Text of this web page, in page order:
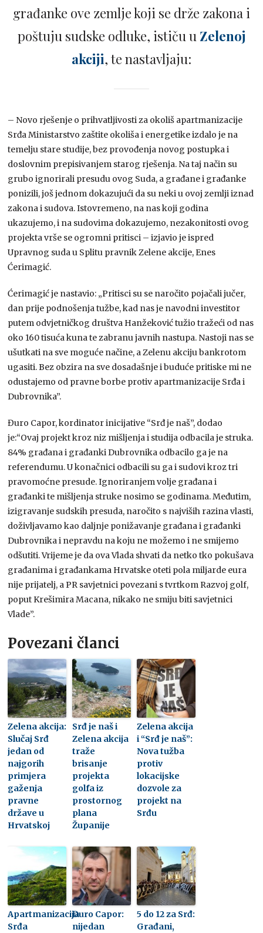
građanke ove zemlje koji se drže zakona i
poštuju sudske odluke, ističu u Zelenoj
akciji, te nastavljaju:
– Novo rješenje o prihvatljivosti za okoliš apartmanizacije
Srđa Ministarstvo zaštite okoliša i energetike izdalo je na
temelju stare studije, bez provođenja novog postupka i
doslovnim prepisivanjem starog rješenja. Na taj način su
grubo ignorirali presudu ovog Suda, a građane i građanke
ponizili, još jednom dokazujući da su neki u ovoj zemlji iznad
zakona i sudova. Istovremeno, na nas koji godina
ukazujemo, i na sudovima dokazujemo, nezakonitosti ovog
projekta vrše se ogromni pritisci – izjavio je ispred
Upravnog suda u Splitu pravnik Zelene akcije, Enes
Ćerimagić.
Ćerimagić je nastavio: „Pritisci su se naročito pojačali jučer,
dan prije podnošenja tužbe, kad nas je navodni investitor
putem odvjetničkog društva Hanžeković tužio tražeći od nas
oko 160 tisuća kuna te zabranu javnih nastupa. Nastoji nas se
ušutkati na sve moguće načine, a Zelenu akciju bankrotom
ugasiti. Bez obzira na sve dosadašnje i buduće pritiske mi ne
odustajemo od pravne borbe protiv apartmanizacije Srđa i
Dubrovnika”.
Đuro Capor, kordinator inicijative “Srđ je naš”, dodao
je:“Ovaj projekt kroz niz mišljenja i studija odbacila je struka.
84% građana i građanki Dubrovnika odbacilo ga je na
referendumu. U konačnici odbacili su ga i sudovi kroz tri
pravomoćne presude. Ignoriranjem volje građana i
građanki te mišljenja struke nosimo se godinama. Međutim,
izigravanje sudskih presuda, naročito s najviših razina vlasti,
doživljavamo kao daljnje ponižavanje građana i građanki
Dubrovnika i nepravdu na koju ne možemo i ne smijemo
odšutiti. Vrijeme je da ova Vlada shvati da netko tko pokušava
građanima i građankama Hrvatske oteti pola miljarde eura
nije prijatelj, a PR savjetnici povezani s tvrtkom Razvoj golf,
poput Krešimira Macana, nikako ne smiju biti savjetnici
Vlade”.
Povezani članci
Zelena akcija:
Slučaj Srđ
jedan od
najgorih
primjera
gaženja
pravne
države u
Hrvatskoj
Srđ je naš i
Zelena akcija
traže
brisanje
projekta
golfa iz
prostornog
plana
Županije
Zelena akcija
i “Srđ je naš”:
Nova tužba
protiv
lokacijske
dozvole za
projekt na
Srđu
Apartmanizacija
Srđa
Đuro Capor:
nijedan
5 do 12 za Srđ:
Građani,